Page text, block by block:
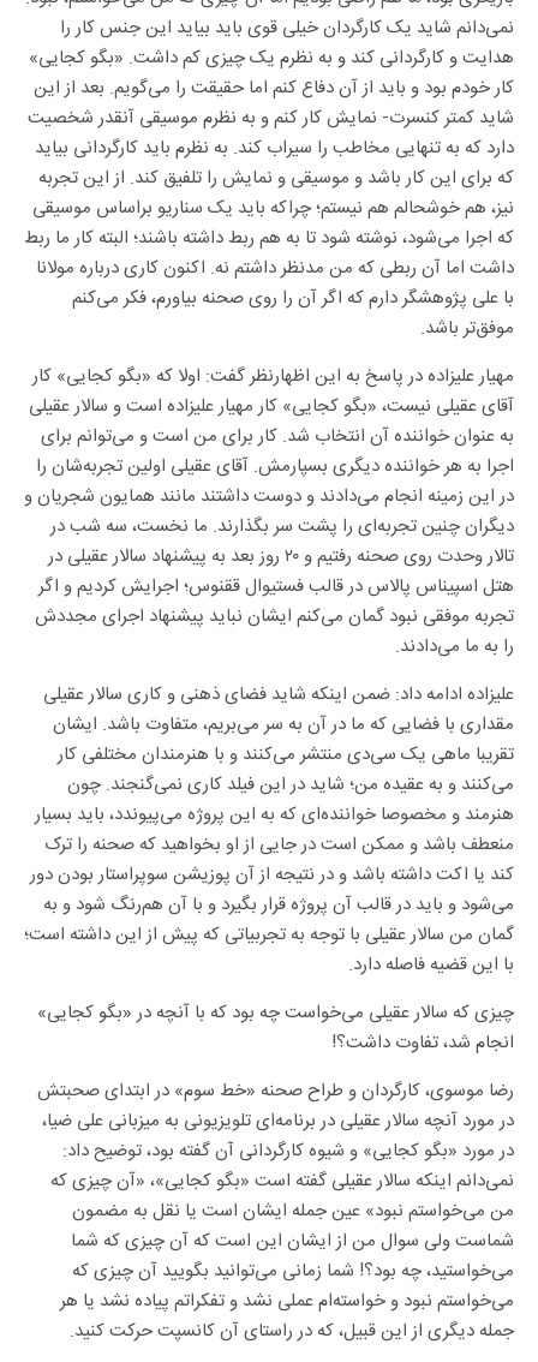
نمی‌دانم شاید یک کارگردان خیلی قوی باید بیاید این جنس کار را
هدایت و کارگردانی کند و به نظرم یک چیزی کم داشت. «بگو کجایی»
کار خودم بود و باید از آن دفاع کنم اما حقیقت را می‌گویم. بعد از این
شاید کمتر کنسرت- نمایش کار کنم و به نظرم موسیقی آنقدر شخصیت
دارد که به تنهایی مخاطب را سیراب کند. به نظرم باید کارگردانی بیاید
که برای این کار باشد و موسیقی و نمایش را تلفیق کند. از این تجربه
نیز، هم خوشحالم هم نیستم؛ چراکه باید یک سناریو براساس موسیقی
که اجرا می‌شود، نوشته شود تا به هم ربط داشته باشند؛ البته کار ما ربط
داشت اما آن ربطی که من مدنظر داشتم نه. اکنون کاری درباره مولانا
با علی پژوهشگر دارم که اگر آن را روی صحنه بیاورم، فکر می‌کنم
موفق‌تر باشد.
مهیار علیزاده در پاسخ به این اظهارنظر گفت: اولا که «بگو کجایی» کار
آقای عقیلی نیست، «بگو کجایی» کار مهیار علیزاده است و سالار عقیلی
به عنوان خواننده آن انتخاب شد. کار برای من است و می‌توانم برای
اجرا به هر خواننده دیگری بسپارمش. آقای عقیلی اولین تجربه‌شان را
در این زمینه انجام می‌دادند و دوست داشتند مانند همایون شجریان و
دیگران چنین تجربه‌ای را پشت سر بگذارند. ما نخست، سه شب در
تالار وحدت روی صحنه رفتیم و ۲۰ روز بعد به پیشنهاد سالار عقیلی در
هتل اسپیناس پالاس در قالب فستیوال ققنوس؛ اجرایش کردیم و اگر
تجربه موفقی نبود گمان می‌کنم ایشان نباید پیشنهاد اجرای مجددش
را به ما می‌دادند.
علیزاده ادامه داد: ضمن اینکه شاید فضای ذهنی و کاری سالار عقیلی
مقداری با فضایی که ما در آن به سر می‌بریم، متفاوت باشد. ایشان
تقریبا ماهی یک سی‌دی منتشر می‌کنند و با هنرمندان مختلفی کار
می‌کنند و به عقیده من؛ شاید در این فیلد کاری نمی‌گنجند. چون
هنرمند و مخصوصا خواننده‌ای که به این پروژه می‌پیوندد، باید بسیار
منعطف باشد و ممکن است در جایی از او بخواهید که صحنه را ترک
کند یا اکت داشته باشد و در نتیجه از آن پوزیشن سوپراستار بودن دور
می‌شود و باید در قالب آن پروژه قرار بگیرد و با آن هم‌رنگ شود و به
گمان من سالار عقیلی با توجه به تجربیاتی که پیش از این داشته است؛
با این قضیه فاصله دارد.
چیزی که سالار عقیلی می‌خواست چه بود که با آنچه در «بگو کجایی»
انجام شد، تفاوت داشت؟!
رضا موسوی، کارگردان و طراح صحنه «خط سوم» در ابتدای صحبتش
در مورد آنچه سالار عقیلی در برنامه‌ای تلویزیونی به میزبانی علی ضیا،
در مورد «بگو کجایی» و شیوه کارگردانی آن گفته بود، توضیح داد:
نمی‌دانم اینکه سالار عقیلی گفته است «بگو کجایی»، «آن چیزی که
من می‌خواستم نبود» عین جمله ایشان است یا نقل به مضمون
شماست ولی سوال من از ایشان این است که آن چیزی که شما
می‌خواستید، چه بود؟! شما زمانی می‌توانید بگویید آن چیزی که
می‌خواستم نبود و خواسته‌ام عملی نشد و تفکراتم پیاده نشد یا هر
جمله دیگری از این قبیل، که در راستای آن کانسپت حرکت کنید.